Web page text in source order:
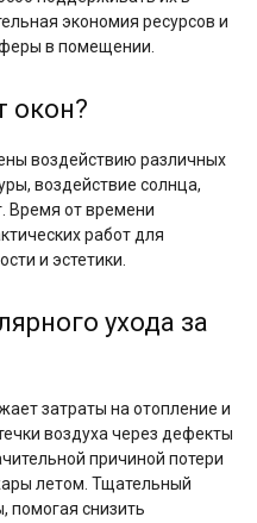
экономия ресурсов и
в помещении.
окон?
воздействию различных
воздействие солнца,
Время от времени
работ для
и эстетики.
ухода за
затраты на отопление и
воздуха через дефекты
причиной потери
летом. Тщательный
помогая снизить